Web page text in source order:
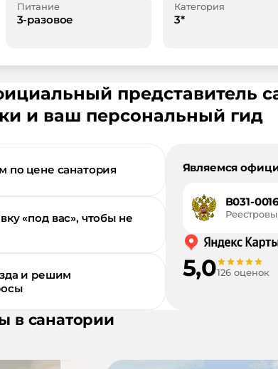
Питание
3-разовое
Категория
3*
представитель
и ваш персональный гид
по цене санатория
«под вас», чтобы не
и решим
Являемся
В031-
5,0126 оценок
в санатории